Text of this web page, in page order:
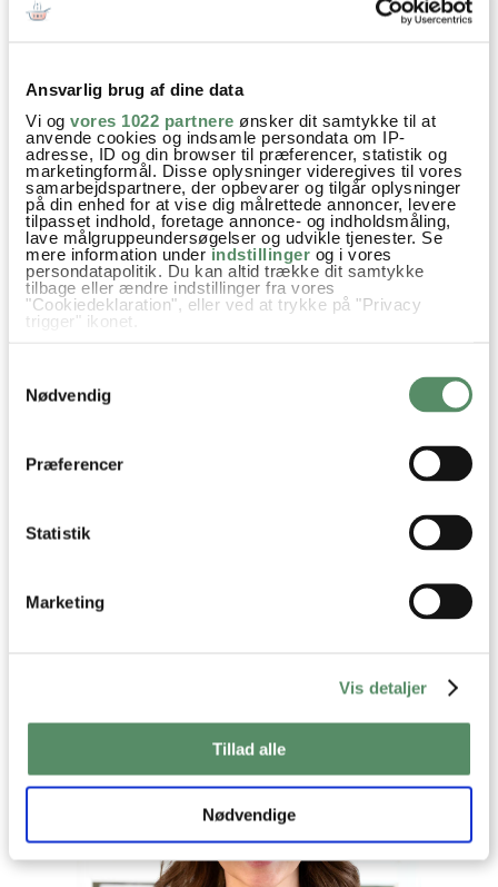
Ansvarlig brug af dine data
Vi og vores 1022 partnere ønsker dit samtykke til at
anvende cookies og indsamle persondata om IP-
adresse, ID og din browser til præferencer, statistik og
marketingformål. Disse oplysninger videregives til vores
samarbejdspartnere, der opbevarer og tilgår oplysninger
på din enhed for at vise dig målrettede annoncer, levere
tilpasset indhold, foretage annonce- og indholdsmåling,
lave målgruppeundersøgelser og udvikle tjenester. Se
mere information underindstillinger og i vores
persondatapolitik. Du kan altid trække dit samtykke
tilbage eller ændre indstillinger fra vores
"Cookiedeklaration", eller ved at trykke på "Privacy
trigger" ikonet.
Indsamle præcise oplysninger om din placering,
der kan være nøjagtig inden for få meter
Identificere din enhed baseret på en scanning af
Nødvendig
Præferencer
Statistik
Marketing
Vis detaljer
Tillad alle
Nødvendige
råbt højt hurra
besvar
Din emailadresse vil ikke blive offentliggjort.